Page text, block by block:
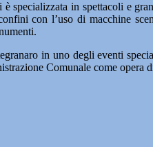
specializzata in spettacoli e
con l’uso di macchine
in uno degli eventi
Comunale come